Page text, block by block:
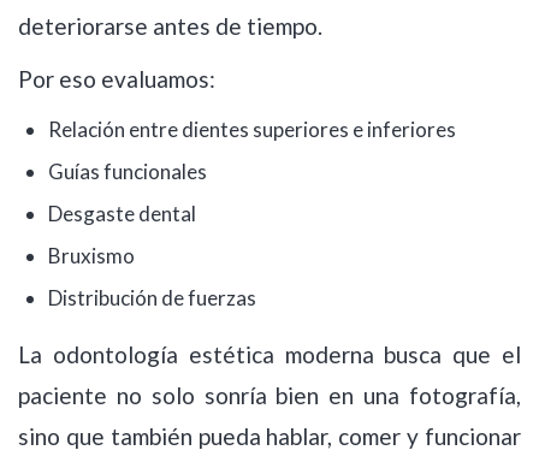
deteriorarse antes de tiempo.
Por eso evaluamos:
Relación entre dientes superiores e inferiores
Guías funcionales
Desgaste dental
Bruxismo
Distribución de fuerzas
La odontología estética moderna busca que el
paciente no solo sonría bien en una fotografía,
sino que también pueda hablar, comer y funcionar